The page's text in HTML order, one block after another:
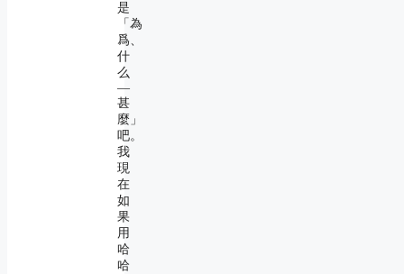
是
「為
爲、
什
么
―
甚
麼」
吧。
我
現
在
如
果
用
哈
哈